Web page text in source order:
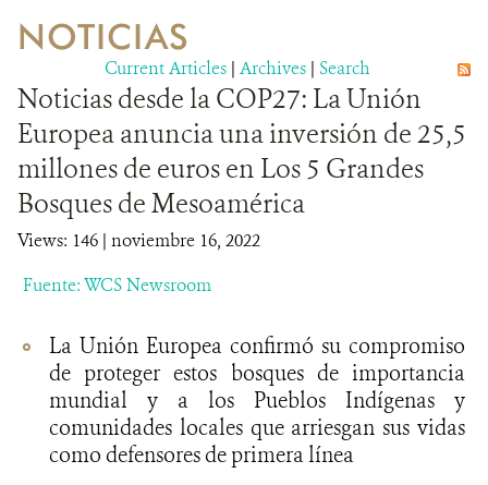
EVENTOS Y MULTIMEDIA
PUBLICACIONES
NOTICIAS
SOCIOS
OPORTUNIDADES LABORALES
CONTACTO
DONA
NOTICIAS
Current Articles | Archives | Search
Noticias desde la COP27: La Unión
Europea anuncia una inversión de 25,5
millones de euros en Los 5 Grandes
Bosques de Mesoamérica
Views: 146 | noviembre 16, 2022
Fuente: WCS Newsroom
La Unión Europea confirmó su compromiso
de proteger estos bosques de importancia
mundial y a los Pueblos Indígenas y
comunidades locales que arriesgan sus vidas
como defensores de primera línea